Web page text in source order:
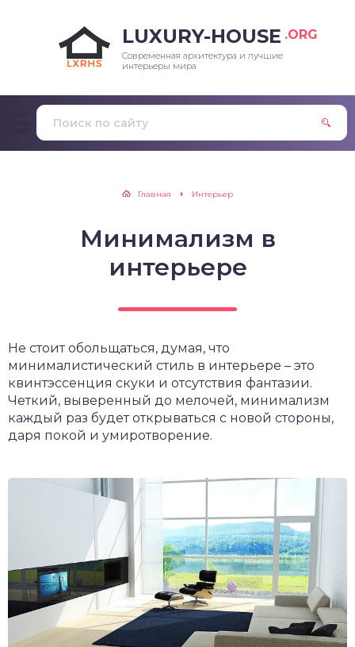
LUXURY-HOUSE .ORG
Современная архитектура и лучшие
интерьеры мира
Главная Интерьер
Минимализм в
интерьере
Не стоит обольщаться, думая, что
минималистический стиль в интерьере – это
квинтэссенция скуки и отсутствия фантазии.
Четкий, выверенный до мелочей, минимализм
каждый раз будет открываться с новой стороны,
даря покой и умиротворение.